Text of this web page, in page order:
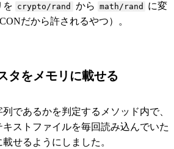
を
crypto/rand から math/rand
に変
だから許されるやつ）。
タをメモリに載せる
であるかを判定するメソッド内で、
ストファイルを毎回読み込んでいた
せるようにしました。